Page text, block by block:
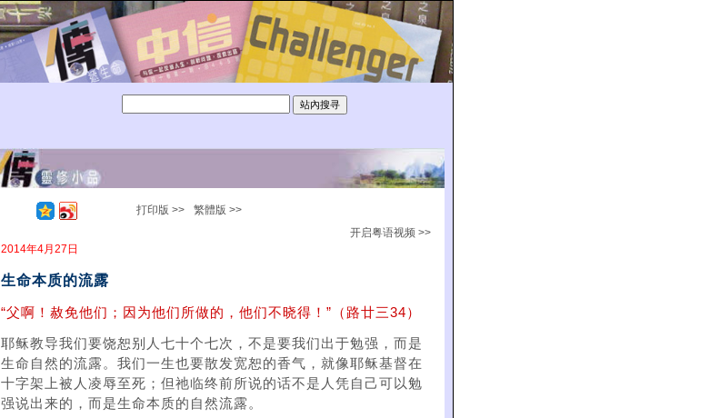
打印版 >>
繁體版 >>
开启粤语视频 >>
2014年4月27日
生命本质的流露
“父啊！赦免他们；因为他们所做的，他们不晓得！”（路廿三34）
耶稣教导我们要饶恕别人七十个七次，不是要我们出于勉强，而是
生命自然的流露。我们一生也要散发宽恕的香气，就像耶稣基督在
十字架上被人凌辱至死；但祂临终前所说的话不是人凭自己可以勉
强说出来的，而是生命本质的自然流露。